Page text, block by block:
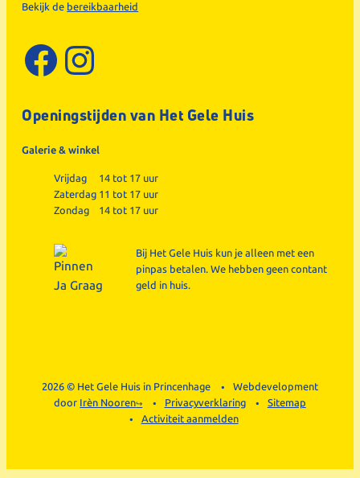
Bekijk de bereikbaarheid
Facebook
Instagram
Openingstijden van Het Gele Huis
Galerie & winkel
Vrijdag
14 tot 17 uur
Zaterdag 11 tot 17 uur
Zondag
14 tot 17 uur
Bij Het Gele Huis kun je alleen met een
pinpas betalen. We hebben geen contant
geld in huis.
2026 © Het Gele Huis in Princenhage
Webdevelopment
door Irèn Nooren Privacyverklaring
Sitemap
Activiteit aanmelden